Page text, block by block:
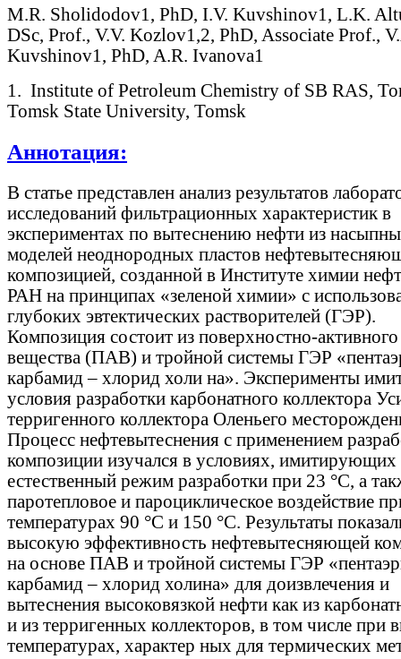
M.R. Sholidodov1, PhD, I.V. Kuvshinov1, L.K.
DSc, Prof., V.V. Kozlov1,2, PhD, Associate Prof.,
Kuvshinov1, PhD, A.R. Ivanova1
1. Institute of Petroleum Chemistry of SB RAS,
Tomsk State University, Tomsk
Аннотация:
В статье представлен анализ результатов
исследований фильтрационных характеристик в
экспериментах по вытеснению нефти из
моделей неоднородных пластов
композицией, созданной в Институте химии
РАН на принципах «зеленой химии» с
глубоких эвтектических растворителей (ГЭР).
Композиция состоит из поверхностно-активного
вещества (ПАВ) и тройной системы ГЭР
карбамид – хлорид холи на». Эксперименты
условия разработки карбонатного коллектора
терригенного коллектора Оленьего
Процесс нефтевытеснения с применением
композиции изучался в условиях, имитирующих
естественный режим разработки при 23 °С, а
паротепловое и пароциклическое воздействие
температурах 90 °С и 150 °С. Результаты
высокую эффективность нефтевытесняющей
на основе ПАВ и тройной системы ГЭР
карбамид – хлорид холина» для доизвлечения и
вытеснения высоковязкой нефти как из
и из терригенных коллекторов, в том числе при
температурах, характер ных для термических